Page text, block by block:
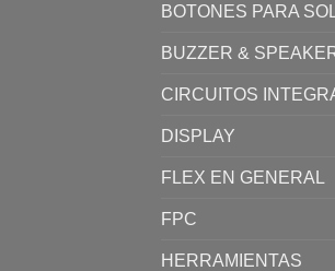
BOTONES PARA
BUZZER &
CIRCUITOS
DISPLAY
FLEX EN GENERAL
FPC
HERRAMIENTAS